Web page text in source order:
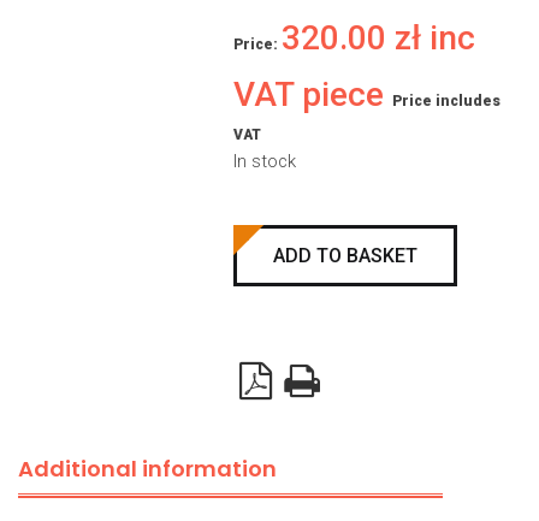
Price: 320.00 zł inc
VAT piece
Price includes
VAT
In stock
Strengthening
quantity
ADD TO BASKET
Additional information